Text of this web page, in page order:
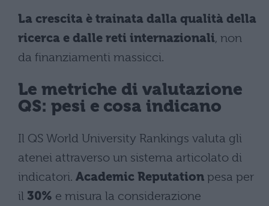
La crescita è trainata dalla qualità della
ricerca e dalle reti internazionali, non
da finanziamenti massicci.
Le metriche di valutazione
QS: pesi e cosa indicano
Il QS World University Rankings valuta gli
atenei attraverso un sistema articolato di
indicatori. Academic Reputation pesa per
il 30% e misura la considerazione